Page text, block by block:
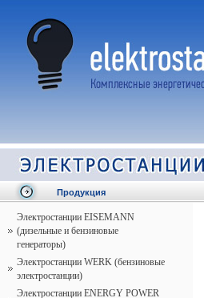
Продукция
Электростанции EISEMANN
(дизельные и бензиновые
генераторы)
Электростанции WERK (бензиновые
электростанции)
Электростанции ENERGY POWER